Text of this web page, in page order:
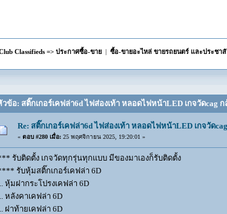
Classifieds => ประกาศซื้อ-ขาย| ซื้อ-ขายอะไหล่ ขายรถยนตร์ และประชา
วข้อ: สติ๊กเกอร์เคฟล่า6d ไฟส่องเท้า หลอดไฟหน้าLED เกจวัดcag
Re: สติ๊กเกอร์เคฟล่า6d ไฟส่องเท้า หลอดไฟหน้าLED เกจวัด
« ตอบ #280 เมื่อ:25 พฤศจิกายน 2025, 19:20:01 »
รับติดตั้ง เกจวัดทุกรุ่นทุกแบบ มีของมาเองก็รับติดตั้ง
รับหุ้มสติ๊กเกอร์เคฟล่า 6D
หุ้มฝากระโปรงเคฟล่า 6D
หลังคาเคฟล่า 6D
ฝาท้ายเคฟล่า 6D